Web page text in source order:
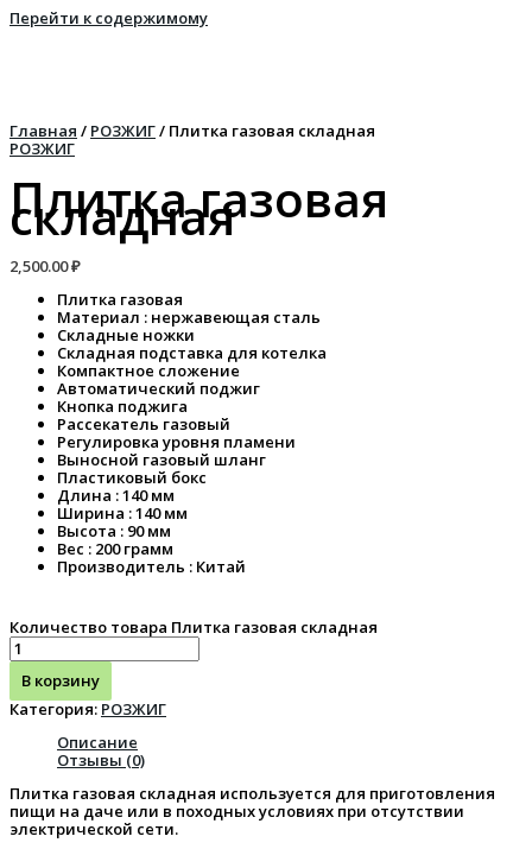
Перейти к содержимому
Главная / РОЗЖИГ/ Плитка газовая складная
РОЗЖИГ
Плитка газовая
складная
2,500.00₽
Плитка газовая
Материал : нержавеющая сталь
Складные ножки
Складная подставка для котелка
Компактное сложение
Автоматический поджиг
Кнопка поджига
Рассекатель газовый
Регулировка уровня пламени
Выносной газовый шланг
Пластиковый бокс
Длина : 140 мм
Ширина : 140 мм
Высота : 90 мм
Вес : 200 грамм
Производитель : Китай
Количество товара Плитка газовая складная
В корзину
Категория: РОЗЖИГ
Описание
Отзывы (0)
Плитка газовая складная используется для приготовления
пищи на даче или в походных условиях при отсутствии
электрической сети.